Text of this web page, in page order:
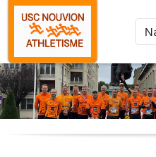
Panneau de gestion des cookies